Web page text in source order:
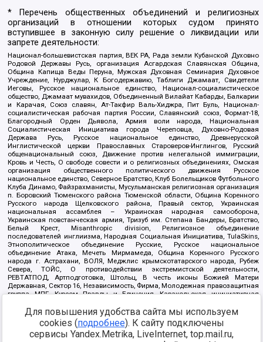
* Перечень общественных объединений и религиозных
организаций в отношении которых судом принято
вступившее в законную силу решение о ликвидации или
запрете деятельности:
Национал-большевистская партия, ВЕК РА, Рада земли Кубанской Духовно
Родовой Державы Русь, организация Асгардская Славянская Община,
Община Капища Веды Перуна, Мужская Духовная Семинария Духовное
Учреждение, Нурджулар, К Богодержавию, Таблиги Джамаат, Свидетели
Иеговы, Русское национальное единство, Национал-социалистическое
общество, Джамаат мувахидов, Объединенный Вилайат Кабарды, Балкарии
и Карачая, Союз славян, Ат-Такфир Валь-Хиджра, Пит Буль, Национал-
социалистическая рабочая партия России, Славянский союз, Формат-18,
Благородный Орден Дьявола, Армия воли народа, Национальная
Социалистическая Инициатива города Череповца, Духовно-Родовая
Держава Русь, Русское национальное единство, Древнерусской
Инглистической церкви Православных Староверов-Инглингов, Русский
общенациональный союз, Движение против нелегальной иммиграции,
Кровь и Честь, О свободе совести и о религиозных объединениях, Омская
организация общественного политического движения Русское
национальное единство, Северное Братство, Клуб Болельщиков Футбольного
Клуба Динамо, Файзрахманисты, Мусульманская религиозная организация
п. Боровский Тюменского района Тюменской области, Община Коренного
Русского народа Щелковского района, Правый сектор, Украинская
национальная ассамблея – Украинская народная самооборона,
Украинская повстанческая армия, Тризуб им. Степана Бандеры, Братство,
Белый Крест, Misanthropic division, Религиозное объединение
последователей инглиизма, Народная Социальная Инициатива, TulaSkins,
Этнополитическое объединение Русские, Русское национальное
объединение Атака, Мечеть Мирмамеда, Община Коренного Русского
народа г. Астрахани, ВОЛЯ, Меджлис крымскотатарского народа, Рубеж
Севера, ТОЙС, О противодействии экстремистской деятельности,
РЕВТАТПОД, Артподготовка, Штольц, В честь иконы Божией Матери
Державная, Сектор 16, Независимость, Фирма, Молодежная правозащитная
группа МПГ, Курсом Правды и Единения, Каракольская инициативная
Благотворительный пансионат Ак Умут, Русская республика Русь,
Арестантское уголовное единство, Башкорт, Нация и свобода, W.H.С., Фалунь
Дафа, Иртыш Ultras, Русский Патриотический клуб-Новокузнецк/РПК,
Сибирский державный союз, Фонд борьбы с коррупцией, Фонд защиты прав
Для повышения удобства сайта мы используем
cookies (подробнее). К сайту подключены
сервисы Yandex.Metrika, LiveInternet, top.mail.ru,